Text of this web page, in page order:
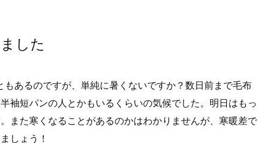
した
あるのですが、単純に暑くないですか？数日前まで毛布
袖短パンの人とかもいるくらいの気候でした。明日はもっ
また寒くなることがあるのかはわかりませんが、寒暖差で
しょう！